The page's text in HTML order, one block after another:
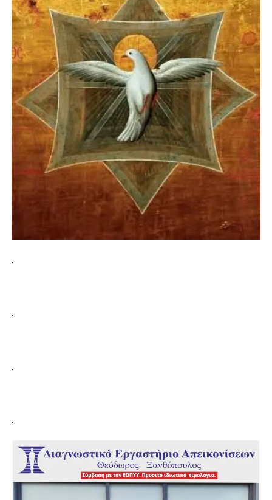
.
.
.
.